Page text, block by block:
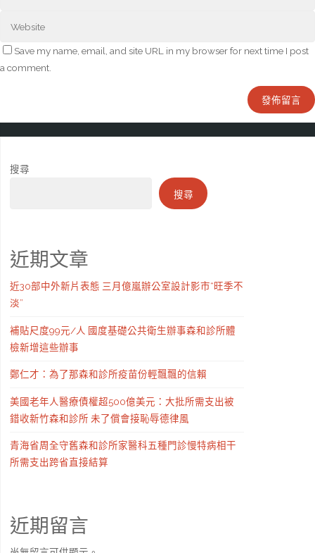
Save my name, email, and site URL in my browser for next time I post
a comment.
搜尋
搜尋
近期文章
近30部中外新片表態 三月億嵐辦公室設計影市“旺季不
淡”
補貼尺度99元/人 國度基礎公共衛生辦事森和診所體
檢新增這些辦事
鄭仁才：為了那森和診所疫苗份輕飄飄的信賴
美國老年人醫療債權超500億美元：大批所需支出被
錯收新竹森和診所 未了償會接恥辱德律風
青海省周全守舊森和診所家醫科五種門診慢特病相干
所需支出跨省直接結算
近期留言